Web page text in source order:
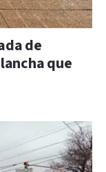
de
que